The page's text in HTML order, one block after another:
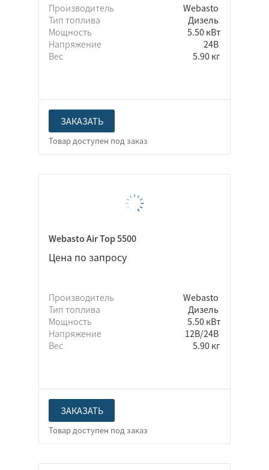
Производитель
Webasto
Тип топлива
Дизель
Мощность
5.50 кВт
Напряжение
24В
Вес
5.90 кг
ЗАКАЗАТЬ
Webasto Air Top 5500
Цена по запросу
Производитель
Webasto
Тип топлива
Дизель
Мощность
5.50 кВт
Напряжение
12В/24В
Вес
5.90 кг
ЗАКАЗАТЬ